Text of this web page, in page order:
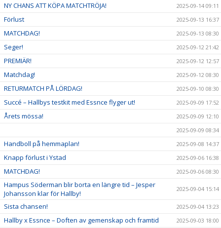
NY CHANS ATT KÖPA MATCHTRÖJA! 2025-09-14 09:11
Förlust 2025-09-13 16:37
MATCHDAG! 2025-09-13 08:30
Seger! 2025-09-12 21:42
PREMIÄR! 2025-09-12 12:57
Matchdag! 2025-09-12 08:30
RETURMATCH PÅ LÖRDAG! 2025-09-10 08:30
Succé – Hallbys testkit med Essnce flyger ut! 2025-09-09 17:52
Årets mössa!
2025-09-09 12:10
2025-09-09 08:34
Handboll på hemmaplan! 2025-09-08 14:37
Knapp förlust i Ystad 2025-09-06 16:38
MATCHDAG! 2025-09-06 08:30
Hampus Söderman blir borta en längre tid – Jesper
Johansson klar för Hallby!
2025-09-04 15:14
Sista chansen! 2025-09-04 13:23
Hallby x Essnce – Doften av gemenskap och framtid 2025-09-03 18:00